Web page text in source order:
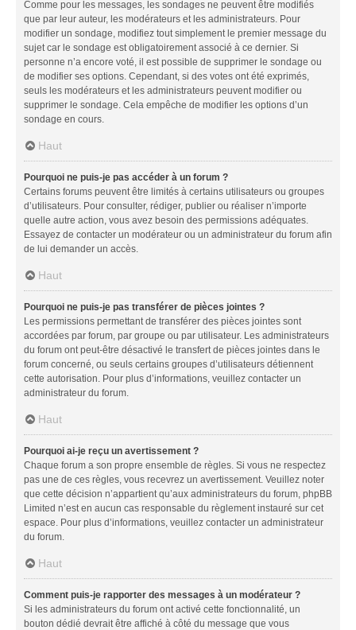
Comme pour les messages, les sondages ne peuvent être modifiés
que par leur auteur, les modérateurs et les administrateurs. Pour
modifier un sondage, modifiez tout simplement le premier message du
sujet car le sondage est obligatoirement associé à ce dernier. Si
personne n’a encore voté, il est possible de supprimer le sondage ou
de modifier ses options. Cependant, si des votes ont été exprimés,
seuls les modérateurs et les administrateurs peuvent modifier ou
supprimer le sondage. Cela empêche de modifier les options d’un
sondage en cours.
Haut
Pourquoi ne puis-je pas accéder à un forum ?
Certains forums peuvent être limités à certains utilisateurs ou groupes
d’utilisateurs. Pour consulter, rédiger, publier ou réaliser n’importe
quelle autre action, vous avez besoin des permissions adéquates.
Essayez de contacter un modérateur ou un administrateur du forum afin
de lui demander un accès.
Haut
Pourquoi ne puis-je pas transférer de pièces jointes ?
Les permissions permettant de transférer des pièces jointes sont
accordées par forum, par groupe ou par utilisateur. Les administrateurs
du forum ont peut-être désactivé le transfert de pièces jointes dans le
forum concerné, ou seuls certains groupes d’utilisateurs détiennent
cette autorisation. Pour plus d’informations, veuillez contacter un
administrateur du forum.
Haut
Pourquoi ai-je reçu un avertissement ?
Chaque forum a son propre ensemble de règles. Si vous ne respectez
pas une de ces règles, vous recevrez un avertissement. Veuillez noter
que cette décision n’appartient qu’aux administrateurs du forum, phpBB
Limited n’est en aucun cas responsable du règlement instauré sur cet
espace. Pour plus d’informations, veuillez contacter un administrateur
du forum.
Haut
Comment puis-je rapporter des messages à un modérateur ?
Si les administrateurs du forum ont activé cette fonctionnalité, un
bouton dédié devrait être affiché à côté du message que vous